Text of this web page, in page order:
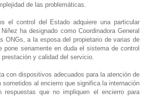
de las problemáticas.
el control del Estado adquiere una particular
ha designado como Coordinadora General
ONGs, a la esposa del propietario de varias de
seriamente en duda el sistema de control
y calidad del servicio.
con dispositivos adecuados para la atención de
al encierro que significa la internación
que no impliquen el encierro para